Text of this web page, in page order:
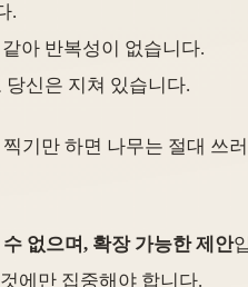
.
아 반복성이 없습니다.
신은 지쳐 있습니다.
기만 하면 나무는 절대 쓰
없으며, 확장 가능한 제안
에만 집중해야 합니다.